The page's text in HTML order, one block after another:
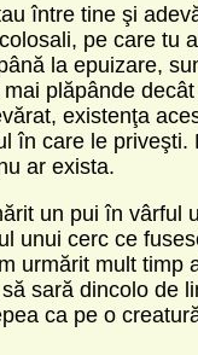
între tine şi
pe care tu
la epuizare,
plăpânde
existenţa
în care le priveşti.
ar exista.
un pui în vârful
unui cerc ce
urmărit mult timp
sară dincolo de
ca pe o